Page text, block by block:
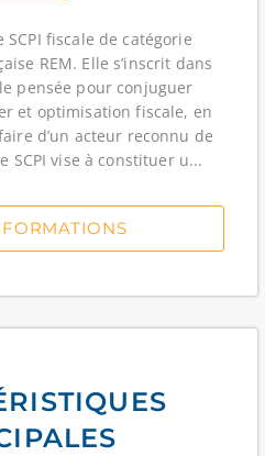
fiscale de catégorie
REM. Elle s’inscrit dans
pensée pour conjuguer
et optimisation fiscale, en
d’un acteur reconnu de
SCPI vise à constituer u...